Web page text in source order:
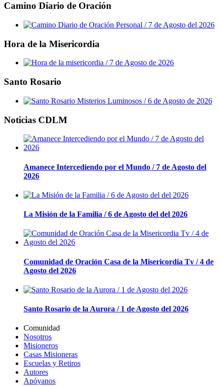
Camino Diario de Oración
Hora de la Misericordia
Santo Rosario
Noticias CDLM
Amanece Intercediendo por el Mundo / 7 de Agosto del
2026
La Misión de la Familia / 6 de Agosto del del 2026
Comunidad de Oración Casa de la Misericordia Tv / 4 de
Agosto del 2026
Santo Rosario de la Aurora / 1 de Agosto del 2026
Comunidad
Nosotros
Misioneros
Casas Misioneras
Escuelas y Retiros
Autores
Apóyanos